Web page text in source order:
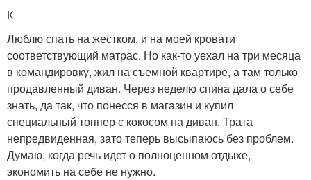
К
Люблю спать на жестком, и на моей кровати
соответствующий матрас. Но как-то уехал на три месяца
в командировку, жил на съемной квартире, а там только
продавленный диван. Через неделю спина дала о себе
знать, да так, что понесся в магазин и купил
специальный топпер с кокосом на диван. Трата
непредвиденная, зато теперь высыпаюсь без проблем.
Думаю, когда речь идет о полноценном отдыхе,
экономить на себе не нужно.